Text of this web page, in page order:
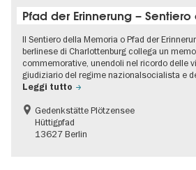
Pfad der Erinnerung –
Il Sentiero della Memoria o Pfad der
berlinese di Charlottenburg collega un
commemorative, unendoli nel ricordo delle
giudiziario del regime nazionalsocialista e
Leggi tutto
Gedenkstätte Plötzensee
Hüttigpfad
13627 Berlin